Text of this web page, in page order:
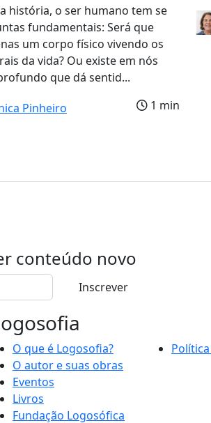
história, o ser humano tem se
fundamentais: Será que
um corpo físico vivendo os
da vida? Ou existe em nós
que dá sentid...
Pinheiro
1 min
conteúdo novo
Inscrever
O que é Logosofia?
O autor e suas obras
Eventos
Livros
Fundação Logosófica